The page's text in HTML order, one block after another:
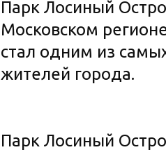
Парк Лосиный
Московском
стал одним из
жителей города.
Парк Лосиный